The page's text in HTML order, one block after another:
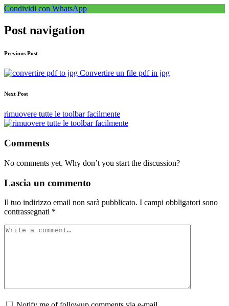
Condividi con WhatsApp
Post navigation
Previous Post
Convertire un file pdf in jpg
Next Post
rimuovere tutte le toolbar facilmente
Comments
No comments yet. Why don’t you start the discussion?
Lascia un commento
Il tuo indirizzo email non sarà pubblicato. I campi obbligatori sono
contrassegnati *